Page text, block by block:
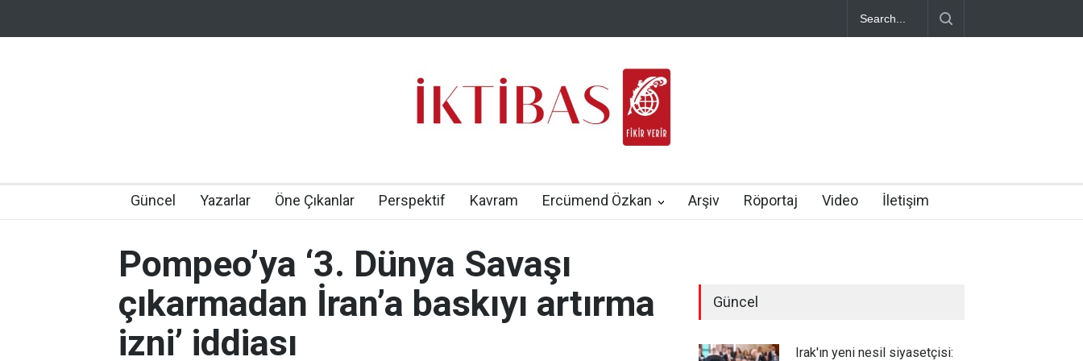
Güncel Yazarlar Öne Çıkanlar Perspektif Kavram Ercümend Özkan Arşiv Röportaj Video İletişim
Pompeo’ya ‘3. Dünya Savaşı
çıkarmadan İran’a baskıyı artırma
izni’ iddiası
Güncel
Irak'ın yeni nesil siyasetçisi: